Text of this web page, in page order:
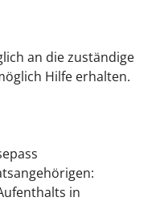
an die zuständige
Hilfe erhalten.
in